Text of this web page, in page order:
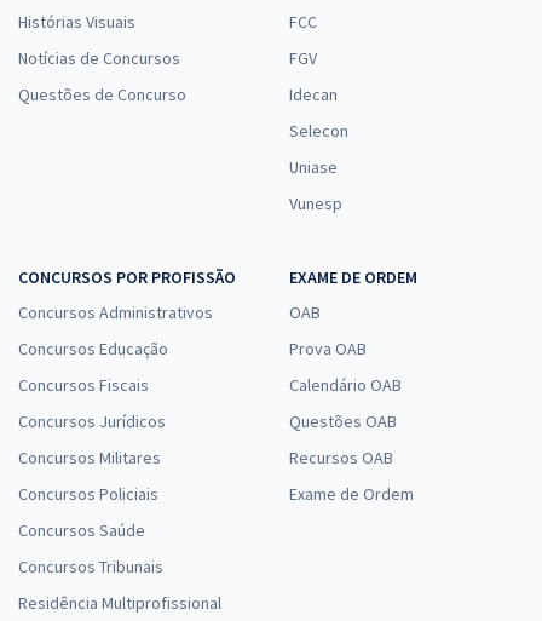
Histórias Visuais
Notícias de Concursos
Questões de Concurso
FCC
FGV
Idecan
Selecon
Uniase
Vunesp
CONCURSOS POR PROFISSÃO
Concursos Administrativos
Concursos Educação
Concursos Fiscais
Concursos Jurídicos
Concursos Militares
Concursos Policiais
Concursos Saúde
Concursos Tribunais
Residência Multiprofissional
EXAME DE ORDEM
OAB
Prova OAB
Calendário OAB
Questões OAB
Recursos OAB
Exame de Ordem